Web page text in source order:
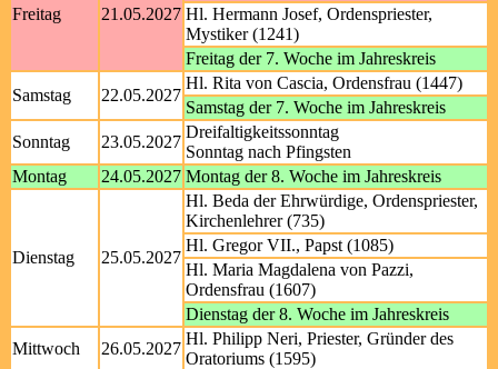
Freitag 21.05.2027 Hl. Hermann Josef, Ordenspriester,
Mystiker (1241)
Freitag der 7. Woche im Jahreskreis
Samstag
22.05.2027
Hl. Rita von Cascia, Ordensfrau (1447)
Samstag der 7. Woche im Jahreskreis
Sonntag
23.05.2027
Dreifaltigkeitssonntag
Sonntag nach Pfingsten
Montag
24.05.2027 Montag der 8. Woche im Jahreskreis
Dienstag 25.05.2027
Hl. Beda der Ehrwürdige, Ordenspriester,
Kirchenlehrer (735)
Hl. Gregor VII., Papst (1085)
Hl. Maria Magdalena von Pazzi,
Ordensfrau (1607)
Dienstag der 8. Woche im Jahreskreis
Mittwoch
26.05.2027
Hl. Philipp Neri, Priester, Gründer des
Oratoriums (1595)